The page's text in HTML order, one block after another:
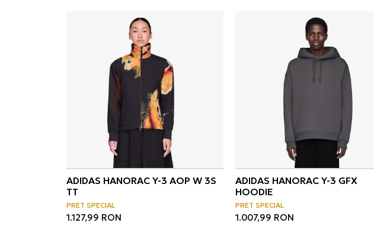
ADIDAS HANORAC Y-3 AOP W 3S
TT
PRET SPECIAL
1.127,99 RON
ADIDAS HANORAC Y-3 GFX
HOODIE
PRET SPECIAL
1.007,99 RON